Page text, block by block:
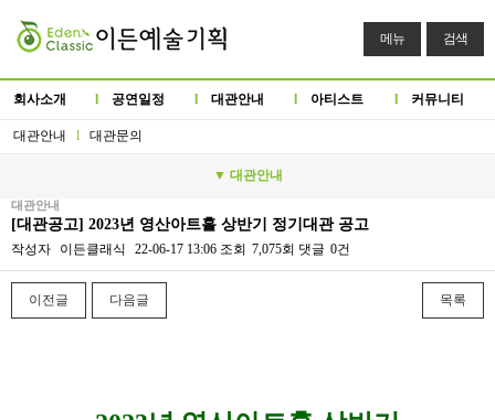
메뉴 검색
회사소개 l 공연일정 l 대관안내 l 아티스트 l 커뮤니티
대관안내 l 대관문의
▼ 대관안내
대관안내
[대관공고] 2023년 영산아트홀 상반기 정기대관 공고
작성자 이든클래식 22-06-17 13:06 조회 7,075회 댓글 0건
이전글 다음글 목록